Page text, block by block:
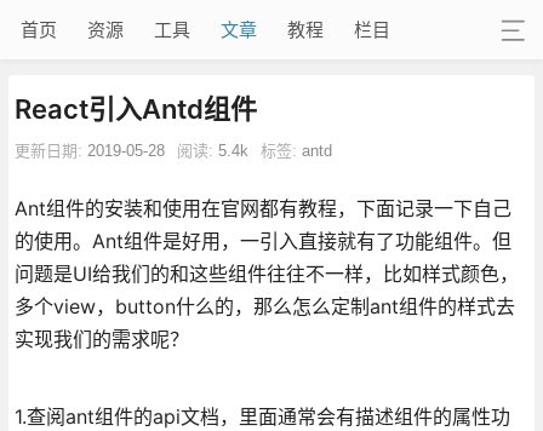
首页 资源 工具 文章 教程 栏目
React引入Antd组件
更新日期: 2019-05-28 阅读: 5.4k 标签: antd
Ant组件的安装和使用在官网都有教程，下面记录一下自己
的使用。Ant组件是好用，一引入直接就有了功能组件。但
问题是UI给我们的和这些组件往往不一样，比如样式颜色，
多个view，button什么的，那么怎么定制ant组件的样式去
实现我们的需求呢？
1.查阅ant组件的api文档，里面通常会有描述组件的属性功